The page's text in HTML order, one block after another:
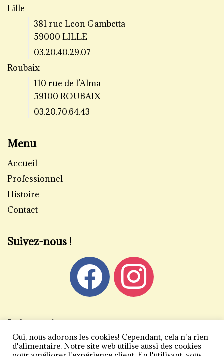
Lille
381 rue Leon Gambetta
59000 LILLE
03.20.40.29.07
Roubaix
110 rue de l’Alma
59100 ROUBAIX
03.20.70.64.43
Menu
Accueil
Professionnel
Histoire
Contact
Suivez-nous !
Informations
Mentions légales
Oui, nous adorons les cookies! Cependant, cela n'a rien
d'alimentaire. Notre site web utilise aussi des cookies